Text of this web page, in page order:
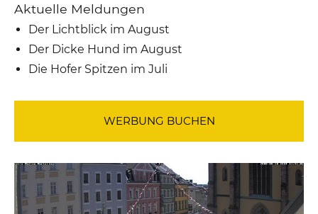
Aktuelle Meldungen
Der Lichtblick im August
Der Dicke Hund im August
Die Hofer Spitzen im Juli
WERBUNG BUCHEN